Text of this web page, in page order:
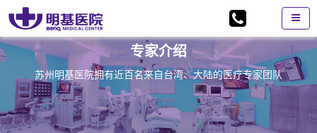
专家介绍
苏州明基医院拥有近百名来自台湾、大陆的医疗专家团队